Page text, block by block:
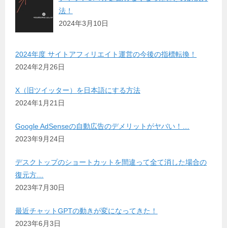
法！
2024年3月10日
2024年度 サイトアフィリエイト運営の今後の指標転換！
2024年2月26日
X（旧ツイッター）を日本語にする方法
2024年1月21日
Google AdSenseの自動広告のデメリットがヤバい！…
2023年9月24日
デスクトップのショートカットを間違って全て消した場合の
復元方…
2023年7月30日
最近チャットGPTの動きが変になってきた！
2023年6月3日